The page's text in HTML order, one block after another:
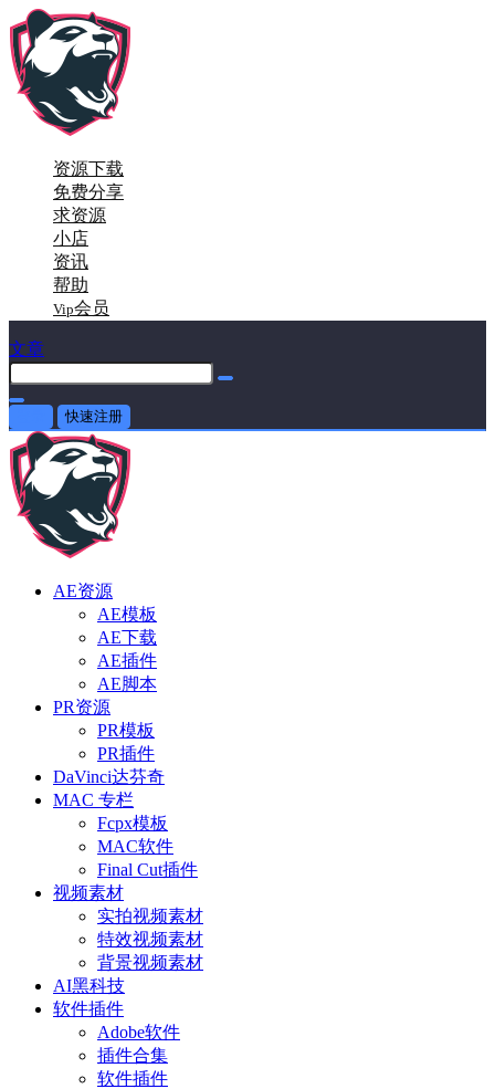
资源下载
免费分享
求资源
小店
资讯
帮助
Vip会员
文章
快速注册
AE资源
AE模板
AE下载
AE插件
AE脚本
PR资源
PR模板
PR插件
DaVinci达芬奇
MAC 专栏
Fcpx模板
MAC软件
Final Cut插件
视频素材
实拍视频素材
特效视频素材
背景视频素材
AI黑科技
软件插件
Adobe软件
插件合集
软件插件